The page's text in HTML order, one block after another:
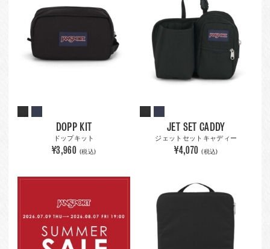
DOPP KIT
ドップキット
¥3,960 (税込)
JET SET CADDY
ジェットセットキャディー
¥4,070 (税込)